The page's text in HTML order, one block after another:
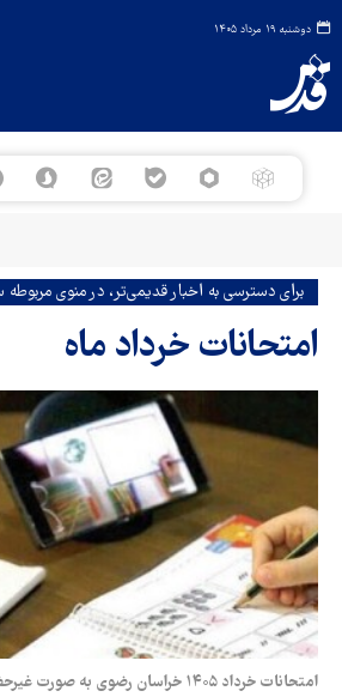
دوشنبه ۱۹ مرداد ۱۴۰۵
برای دسترسی به اخبار قدیمی‌تر، در منوی
امتحانات خرداد ماه
امتحانات خرداد ۱۴۰۵ خراسان رضوی به صورت غیرحضوری برگزار خواهد شد